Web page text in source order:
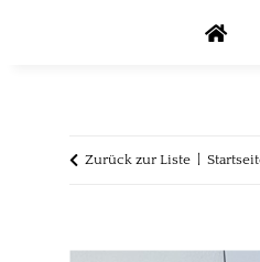
Zurück zur Liste